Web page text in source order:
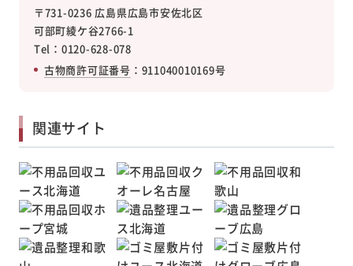
〒731-0236 広島県広島市安佐北区
可部町綾ケ谷2766-1
Tel：0120-628-078
古物商許可証番号 ：911040010169号
関連サイト